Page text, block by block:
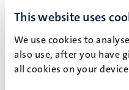
This website uses
We use cookies to
also use, after you have
all cookies on your